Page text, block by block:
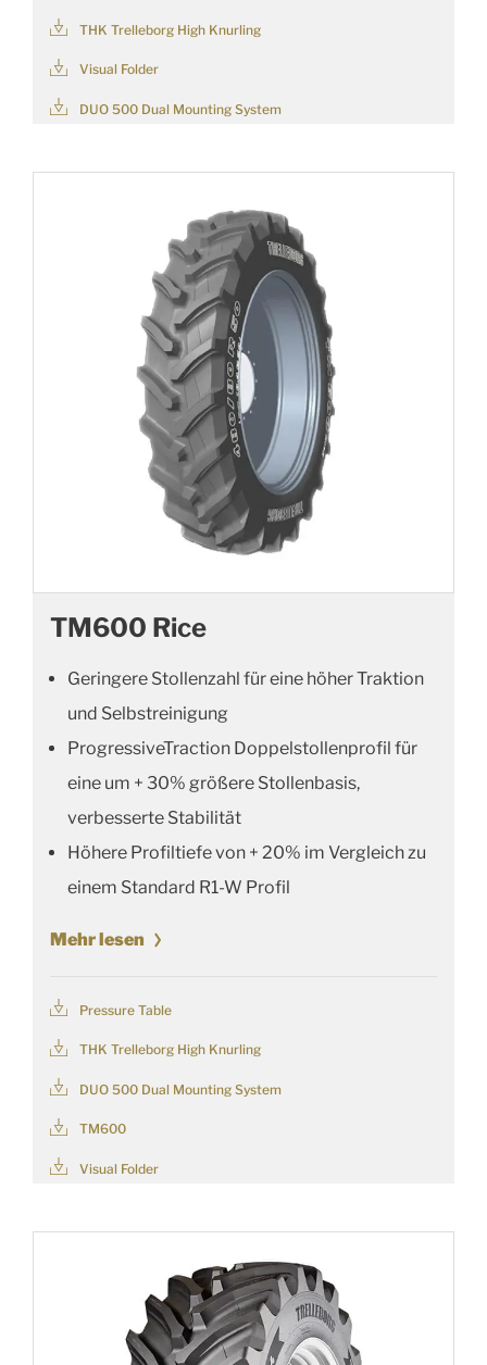
THK Trelleborg High Knurling
Visual Folder
DUO 500 Dual Mounting System
TM600 Rice
Geringere Stollenzahl für eine höher Traktion
und Selbstreinigung
ProgressiveTraction Doppelstollenprofil für
eine um + 30% größere Stollenbasis,
verbesserte Stabilität
Höhere Profiltiefe von + 20% im Vergleich zu
einem Standard R1-W Profil
Mehr lesen
Pressure Table
THK Trelleborg High Knurling
DUO 500 Dual Mounting System
TM600
Visual Folder